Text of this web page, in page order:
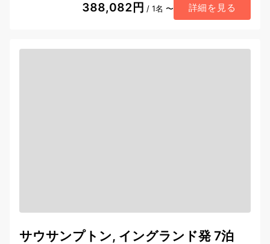
388,082円 / 1名 〜 詳細を見る
サウサンプトン, イングランド発 7泊